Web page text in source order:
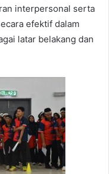
interpersonal serta
efektif dalam
latar belakang dan